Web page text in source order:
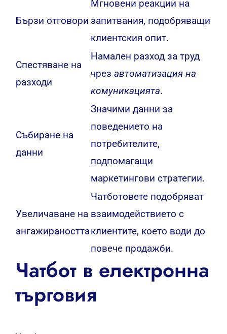
Бързи отговори
Мгновени реакции на
запитвания, подобряващи
клиентския опит.
Спестяване на
разходи
Намален разход за труд
чрез автоматизация на
комуникацията.
Събиране на
данни
Значими данни за
поведението на
потребителите,
подпомагащи
маркетингови стратегии.
Увеличаване на
ангажираността
Чатботовете подобряват
взаимодействието с
клиентите, което води до
повече продажби.
Чатбот в електронна
търговия